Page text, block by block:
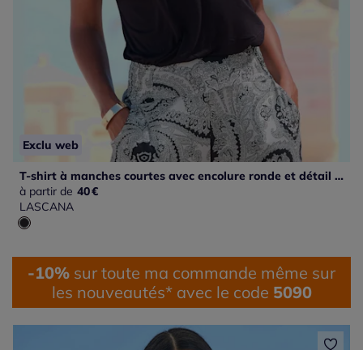
Exclu web
T-shirt à manches courtes avec encolure ronde et détail au dos
à partir de 40€
LASCANA
-10% sur toute ma commande même sur
les nouveautés* avec le code 5090